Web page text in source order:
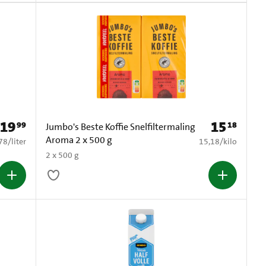
Prijs: € 19,99
1999
per liter
/liter
Jumbo's Beste Koffie Snelfiltermaling
Aroma 2 x 500 g
2 x 500 g
Prijs: € 15,18
1518
€ 15,18 per kilo
15,18/kilo